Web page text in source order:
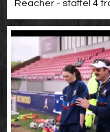
Menu
mit facebook
Informationen
Reacher - staffel 4